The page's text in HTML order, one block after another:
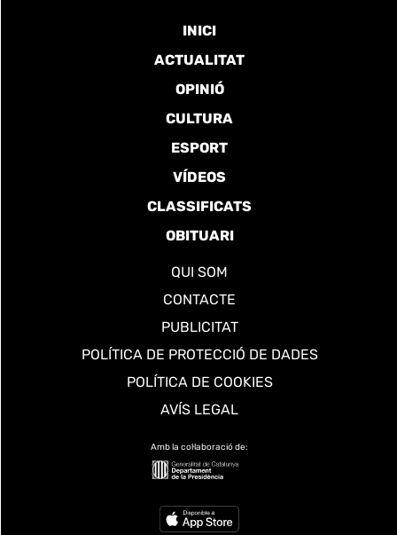
INICI
ACTUALITAT
OPINIÓ
CULTURA
ESPORT
VÍDEOS
CLASSIFICATS
OBITUARI
QUI SOM
CONTACTE
PUBLICITAT
POLÍTICA DE PROTECCIÓ DE DADES
POLÍTICA DE COOKIES
AVÍS LEGAL
Amb la col·laboració de: